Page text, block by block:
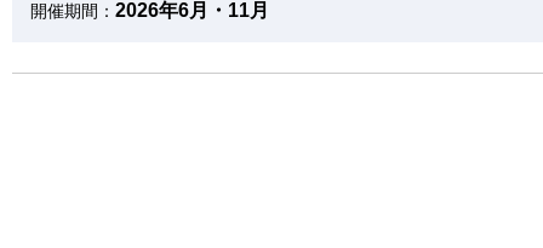
開催期間： 2026年6月・11月